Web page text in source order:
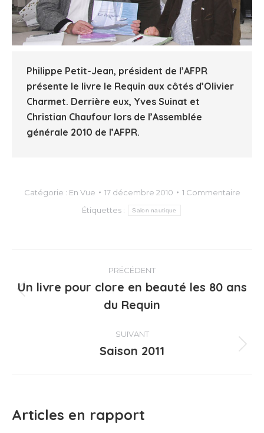
Philippe Petit-Jean, président de l’AFPR
présente le livre le Requin aux côtés d’Olivier
Charmet. Derrière eux, Yves Suinat et
Christian Chaufour lors de l’Assemblée
générale 2010 de l’AFPR.
Catégorie : En Vue 17 décembre 2010
1 Commentaire
Étiquettes :
Salon nautique
Navigation
article
PRÉCÉDENT
précédent
Un livre pour clore en beauté les 80 ans
du Requin
SUIVANT
Article
Saison 2011
Articles en rapport